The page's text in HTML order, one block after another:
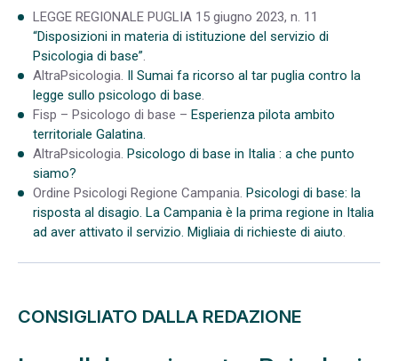
LEGGE REGIONALE PUGLIA 15 giugno 2023, n. 11
“Disposizioni in materia di istituzione del servizio di
Psicologia di base”.
AltraPsicologia. Il Sumai fa ricorso al tar puglia contro la
legge sullo psicologo di base.
Fisp – Psicologo di base – Esperienza pilota ambito
territoriale Galatina.
AltraPsicologia. Psicologo di base in Italia : a che punto
siamo?
Ordine Psicologi Regione Campania. Psicologi di base: la
risposta al disagio. La Campania è la prima regione in Italia
ad aver attivato il servizio. Migliaia di richieste di aiuto.
CONSIGLIATO DALLA REDAZIONE